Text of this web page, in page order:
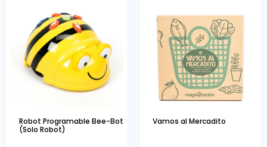
Robot Programable Bee-Bot
(Solo Robot)
Vamos al Mercadito